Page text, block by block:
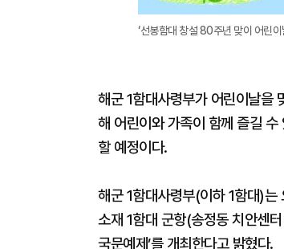
‘선봉함대 창설 80주년 맞이 어린이
해군 1함대사령부가 어린이날을
해 어린이와 가족이 함께 즐길
할 예정이다.
해군 1함대사령부(이하 1함대)
소재 1함대 군항(송정동 치안센
국문예제’를 개최한다고 밝혔다.